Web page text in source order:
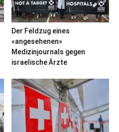
Der Feldzug eines
«angesehenen»
Medizinjournals gegen
israelische Ärzte